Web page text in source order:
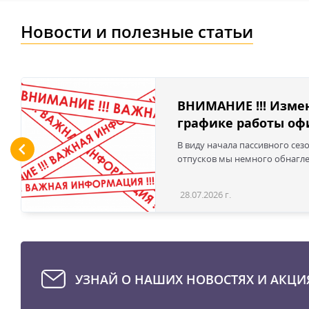
Новости и полезные статьи
ВНИМАНИЕ !!!
графике работы
В виду начала пассивного
отпусков мы немного
28.07.2026 г.
УЗНАЙ О НАШИХ НОВОСТЯХ И